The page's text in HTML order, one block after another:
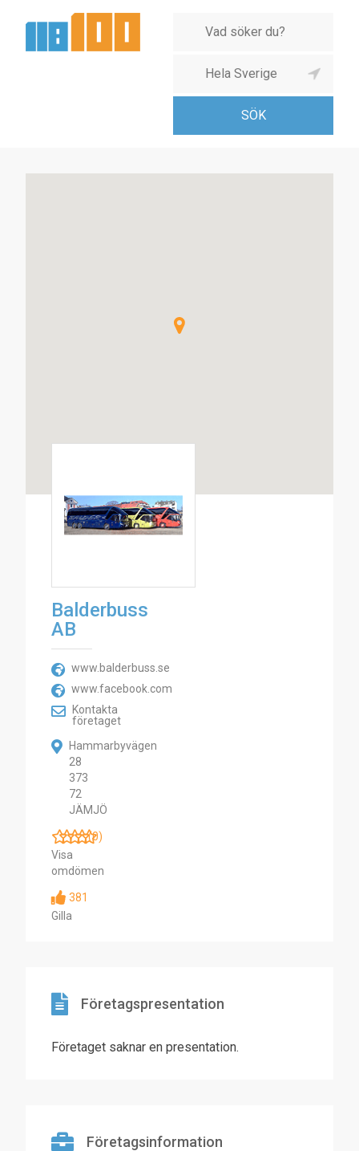
Balderbuss
AB
www.balderbuss.se
www.facebook.com
Kontakta
företaget
Hammarbyvägen
28
373
72
JÄMJÖ
(0)
Visa
omdömen
381
Gilla
Företagspresentation
Företaget saknar en presentation.
Företagsinformation